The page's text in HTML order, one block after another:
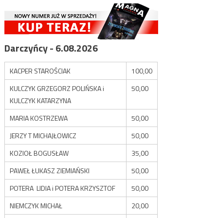
Darczyńcy - 6.08.2026
KACPER STAROŚCIAK
100,00
KULCZYK GRZEGORZ POLIŃSKA i
KULCZYK KATARZYNA
50,00
MARIA KOSTRZEWA
50,00
JERZY T MICHAJŁOWICZ
50,00
KOZIOŁ BOGUSŁAW
35,00
PAWEŁ ŁUKASZ ZIEMIAŃSKI
50,00
POTERA LIDIA i POTERA KRZYSZTOF
50,00
NIEMCZYK MICHAŁ
20,00